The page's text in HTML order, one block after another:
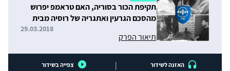
תקיפת הכור בסוריה, האם טראמפ יפרוש
מהסכם הגרעין ואתגריה של רוסיה מבית
תיאור הפרק
29.03.2018
האזנה לשידור | צפייה בשידור